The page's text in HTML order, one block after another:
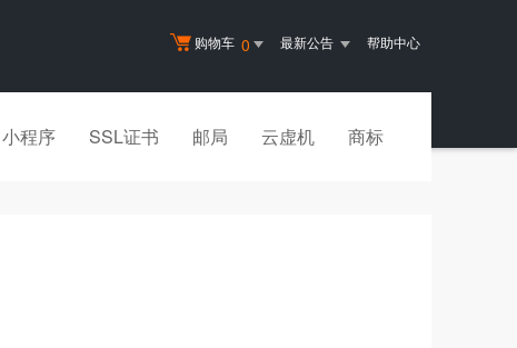
购物车 0 最新公告 帮助中心
小程序 SSL证书 邮局 云虚机 商标